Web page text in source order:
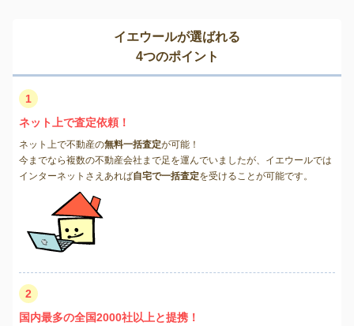
イエウールが選ばれる
4つのポイント
1
ネット上で査定依頼！
ネット上で不動産の無料一括査定が可能！
今までなら複数の不動産会社まで足を運んでいましたが、イエウールでは
インターネットさえあれば自宅で一括査定を受けることが可能です。
2
国内最多の全国2000社以上と提携！